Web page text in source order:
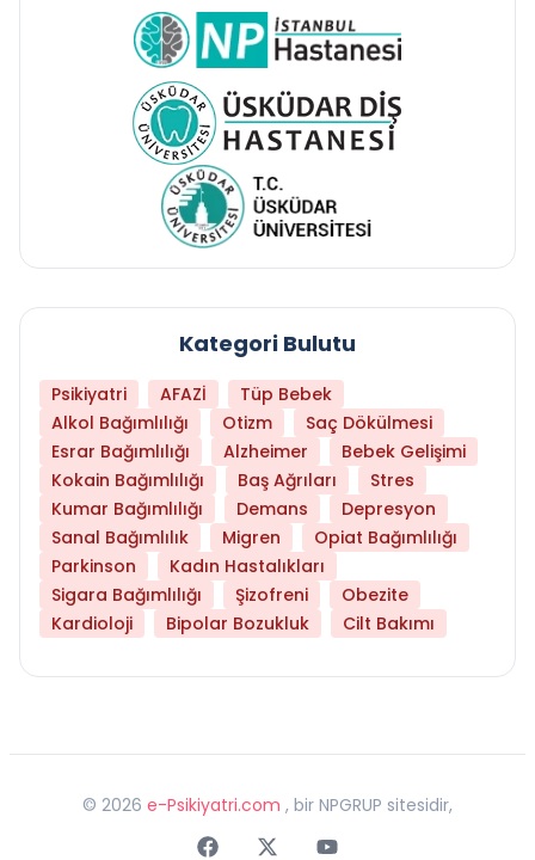
Kategori Bulutu
Psikiyatri AFAZİ
Tüp Bebek
Alkol Bağımlılığı
Otizm
Saç Dökülmesi
Esrar Bağımlılığı
Alzheimer
Bebek Gelişimi
Kokain Bağımlılığı
Baş Ağrıları
Stres
Kumar Bağımlılığı
Demans
Depresyon
Sanal Bağımlılık
Migren
Opiat Bağımlılığı
Parkinson
Kadın Hastalıkları
Sigara Bağımlılığı
Şizofreni
Obezite
Kardioloji
Bipolar Bozukluk Cilt Bakımı
© 2026 e-Psikiyatri.com , bir NPGRUP sitesidir,